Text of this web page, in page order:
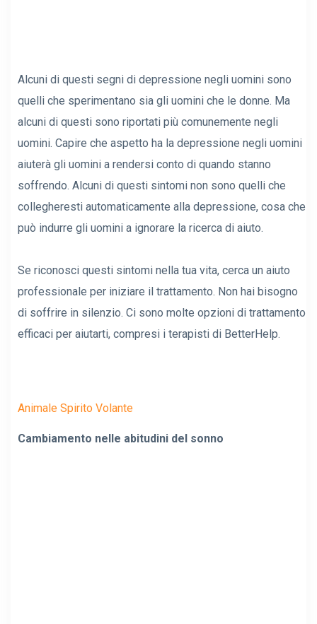
Alcuni di questi segni di depressione negli uomini sono
quelli che sperimentano sia gli uomini che le donne. Ma
alcuni di questi sono riportati più comunemente negli
uomini. Capire che aspetto ha la depressione negli uomini
aiuterà gli uomini a rendersi conto di quando stanno
soffrendo. Alcuni di questi sintomi non sono quelli che
collegheresti automaticamente alla depressione, cosa che
può indurre gli uomini a ignorare la ricerca di aiuto.
Se riconosci questi sintomi nella tua vita, cerca un aiuto
professionale per iniziare il trattamento. Non hai bisogno
di soffrire in silenzio. Ci sono molte opzioni di trattamento
efficaci per aiutarti, compresi i terapisti di BetterHelp.
Animale Spirito Volante
Cambiamento nelle abitudini del sonno